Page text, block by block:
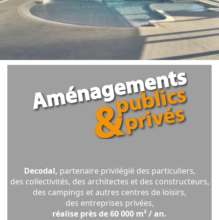
Decodal, partenaire privilégié des particuliers,
des collectivités, des architectes et des constructeurs,
des campings et autres centres de loisirs,
des entreprises privées,
réalise près de 60 000 m² / an.